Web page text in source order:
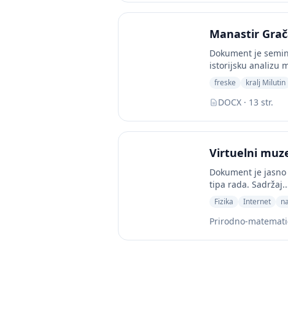
Manastir
Dokument je
istorijsku analizu
freske kralj Milutin
DOCX · 13 str.
Virtuelni
Dokument je
tipa rada.
Fizika Internet
Prirodno-